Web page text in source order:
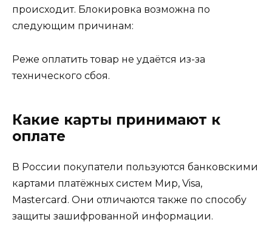
происходит. Блокировка возможна по
следующим причинам:
Реже оплатить товар не удаётся из-за
технического сбоя.
Какие карты принимают к
оплате
В России покупатели пользуются банковскими
картами платёжных систем Мир, Visa,
Mastercard. Они отличаются также по способу
защиты зашифрованной информации.